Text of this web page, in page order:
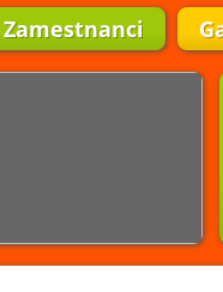
Zamestnanci